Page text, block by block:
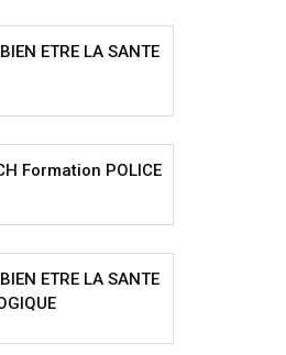
ETRE LA SANTE
Formation POLICE
ETRE LA SANTE